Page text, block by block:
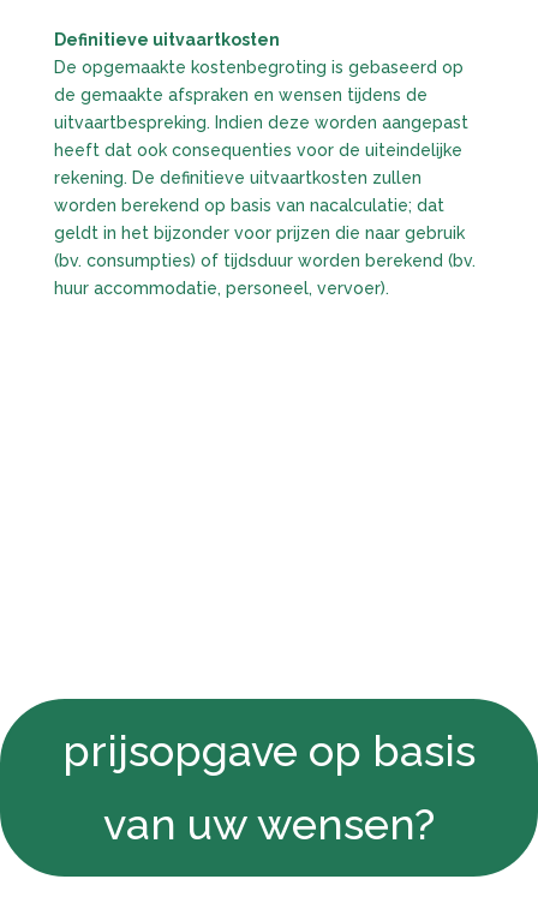
Definitieve uitvaartkosten
De opgemaakte kostenbegroting is gebaseerd op
de gemaakte afspraken en wensen tijdens de
uitvaartbespreking. Indien deze worden aangepast
heeft dat ook consequenties voor de uiteindelijke
rekening. De definitieve uitvaartkosten zullen
worden berekend op basis van nacalculatie; dat
geldt in het bijzonder voor prijzen die naar gebruik
(bv. consumpties) of tijdsduur worden berekend (bv.
huur accommodatie, personeel, vervoer).
prijsopgave op basis
van uw wensen?